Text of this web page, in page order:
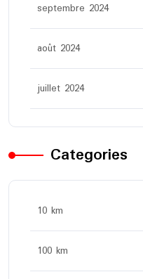
septembre 2024
août 2024
juillet 2024
Categories
10 km
100 km